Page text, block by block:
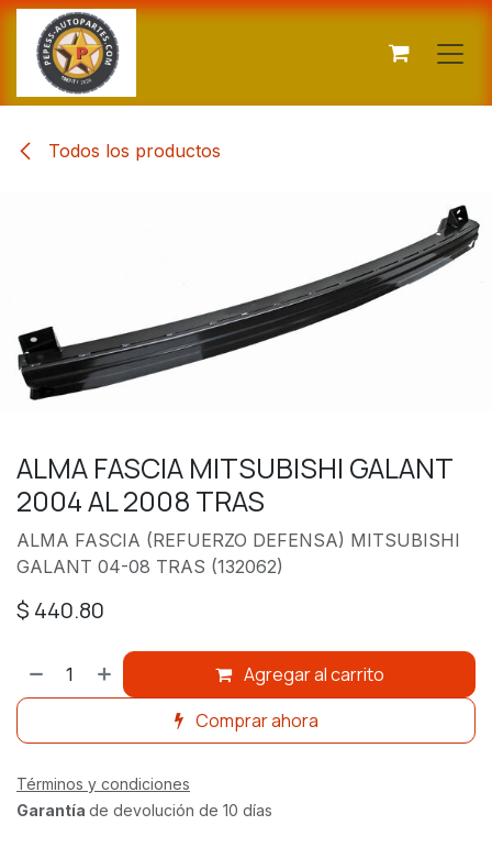
Ir al contenido
Todos los productos
ALMA FASCIA MITSUBISHI GALANT
2004 AL 2008 TRAS
ALMA FASCIA (REFUERZO DEFENSA) MITSUBISHI
GALANT 04-08 TRAS (132062)
$ 440.80
Agregar al carrito
Comprar ahora
Términos y condiciones
Garantía de devolución de 10 días